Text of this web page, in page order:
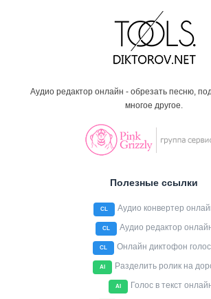
Аудио редактор онлайн - обрезать песню,
многое другое.
Полезные ссылки
CL Аудио конвертер
CL Аудио редактор
CL Онлайн диктофон
AI Разделить ролик на
AI Голос в текст